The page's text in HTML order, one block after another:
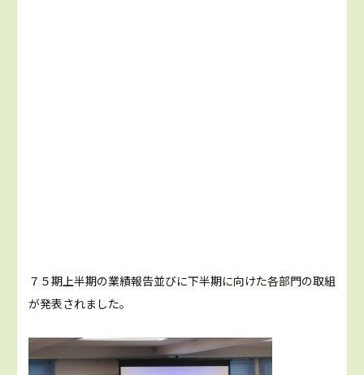
７５期上半期の業績報告並びに下半期に向けた各部門の取組
が発表されました。